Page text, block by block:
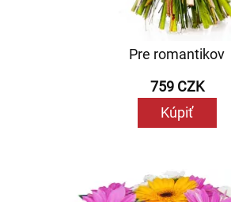
Pre romantikov
759 CZK
Kúpiť